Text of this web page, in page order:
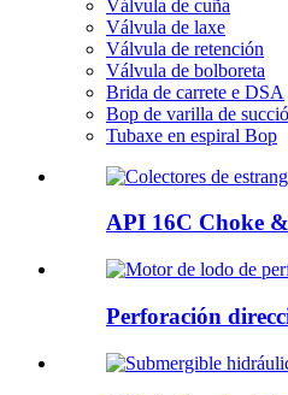
Válvula de cuña
Válvula de laxe
Válvula de retención
Válvula de bolboreta
Brida de carrete e DSA
Bop de varilla de
Tubaxe en espiral Bop
API 16C Choke
Perforación